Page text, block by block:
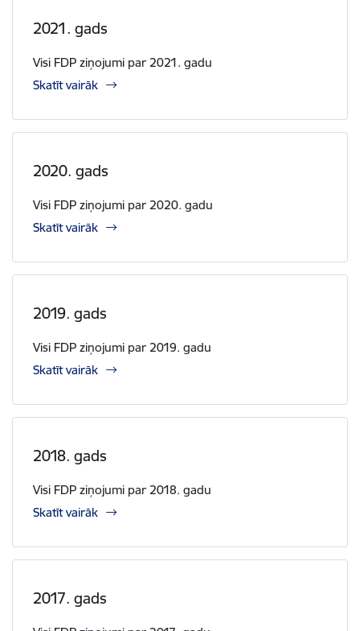
2021. gads
Visi FDP ziņojumi par 2021. gadu
Skatīt vairāk
2020. gads
Visi FDP ziņojumi par 2020. gadu
Skatīt vairāk
2019. gads
Visi FDP ziņojumi par 2019. gadu
Skatīt vairāk
2018. gads
Visi FDP ziņojumi par 2018. gadu
Skatīt vairāk
2017. gads